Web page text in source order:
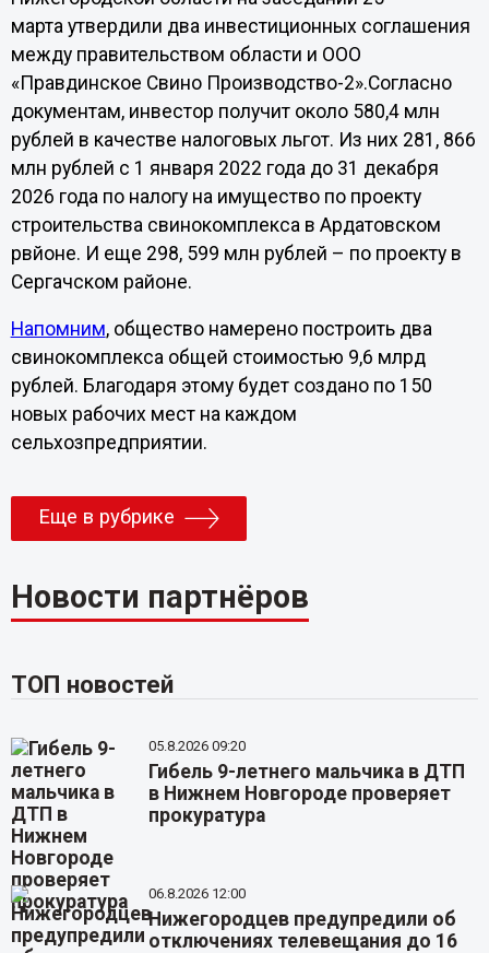
марта утвердили два инвестиционных соглашения
между правительством области и ООО
«Правдинское Свино Производство-2».Согласно
документам, инвестор получит около 580,4 млн
рублей в качестве налоговых льгот. Из них 281, 866
млн рублей с 1 января 2022 года до 31 декабря
2026 года по налогу на имущество по проекту
строительства свинокомплекса в Ардатовском
рвйоне. И еще 298, 599 млн рублей – по проекту в
Сергачском районе.
Напомним, общество намерено построить два
свинокомплекса общей стоимостью 9,6 млрд
рублей. Благодаря этому будет создано по 150
новых рабочих мест на каждом
сельхозпредприятии.
Еще в рубрике
Новости партнёров
ТОП новостей
05.8.2026 09:20
Гибель 9-летнего мальчика в ДТП
в Нижнем Новгороде проверяет
прокуратура
06.8.2026 12:00
Нижегородцев предупредили об
отключениях телевещания до 16